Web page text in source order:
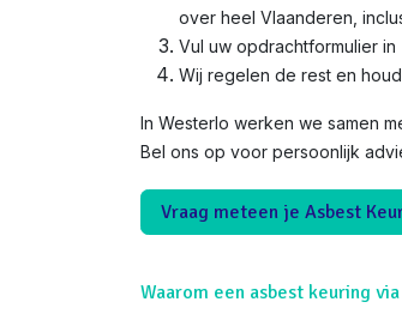
over heel Vlaanderen,
Vul uw opdrachtformulier
Wij regelen de rest en
In Westerlo werken we samen
Bel ons op voor persoonlijk
Vraag meteen je Asbest
Waarom een asbest keuring